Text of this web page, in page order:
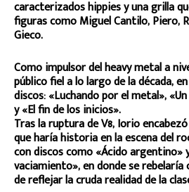
caracterizados hippies y una grilla
figuras como Miguel Cantilo, Piero,
Gieco.
Como impulsor del heavy metal a
público fiel a lo largo de la década,
discos: «Luchando por el metal»,
y «El fin de los inicios».
Tras la ruptura de V8, Iorio
que haría historia en la escena del
con discos como «Ácido argentino»
vaciamiento», en donde se
de reflejar la cruda realidad de la